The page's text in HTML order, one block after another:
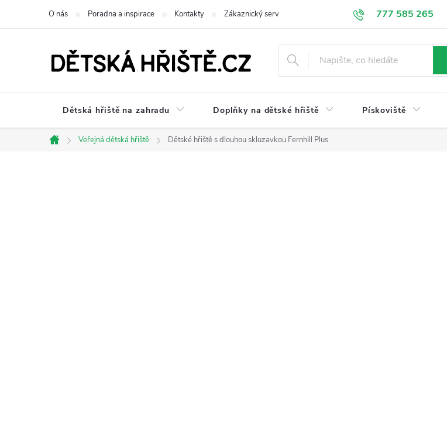
777 585 265
O nás Poradna a inspirace Kontakty Zákaznický servis Doprava a platba Obchodní podmínky
Dětská hřiště na zahradu Doplňky na dětské hřiště Pískoviště
Domů
Veřejná dětská hřiště Dětské hřiště s dlouhou skluzavkou Fernhill Plus